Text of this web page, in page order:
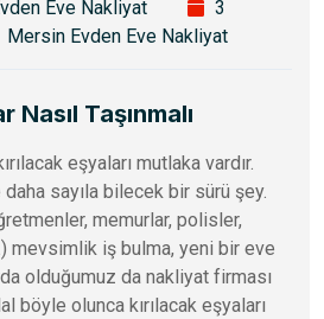
Eve Nakliyat
3
Mersin Evden Eve Nakliyat
Nasıl Taşınmalı
eşyaları mutlaka vardır.
sayıla bilecek bir sürü şey.
memurlar, polisler,
mevsimlik iş bulma, yeni bir eve
olduğumuz da nakliyat firması
böyle olunca kırılacak eşyaları